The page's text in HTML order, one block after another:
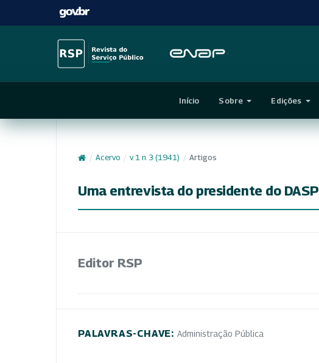
Início Sobre Edições
/ Acervo / v. 1 n. 3 (1941) / Artigos
Uma entrevista do presidente do DASP
Editor RSP
PALAVRAS-CHAVE: Administração Pública